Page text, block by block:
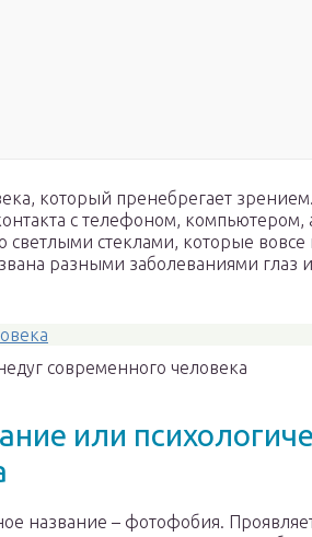
который пренебрегает зрением.
с телефоном, компьютером,
светлыми стеклами, которые
разными заболеваниями глаз
современного человека
или
название – фотофобия.